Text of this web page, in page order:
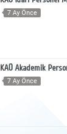
7 Ay Önce
KAÜ Akademik
7 Ay Önce